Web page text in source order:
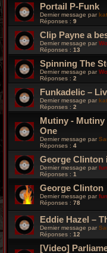
Portail P-Funk
Dernier message par
Réponses : 9
Clip Payne a
Dernier message par
Réponses : 13
Spinning The
Dernier message par
Réponses : 2
Funkadelic –
Dernier message par
Réponses : 2
Mutiny - Mutiny
One
Dernier message par
Réponses : 4
George Clinton
Dernier message par
Réponses : 1
George Clinton
Dernier message par
Réponses : 78
Eddie Hazel –
Dernier message par
Réponses : 12
[Video]